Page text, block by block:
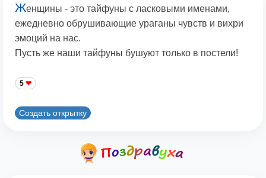
Женщины - это тайфуны с ласковыми именами,
ежедневно обрушивающие ураганы чувств и вихри
эмоций на нас.
Пусть же наши тайфуны бушуют только в постели!
5
Создать открытку